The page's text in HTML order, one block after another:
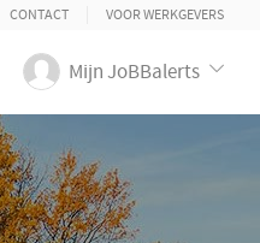
CONTACT VOOR WERKGEVERS
Mijn JoBBalerts